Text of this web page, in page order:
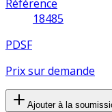
Référence
18485
PDSF
Prix sur demande
Ajouter à la